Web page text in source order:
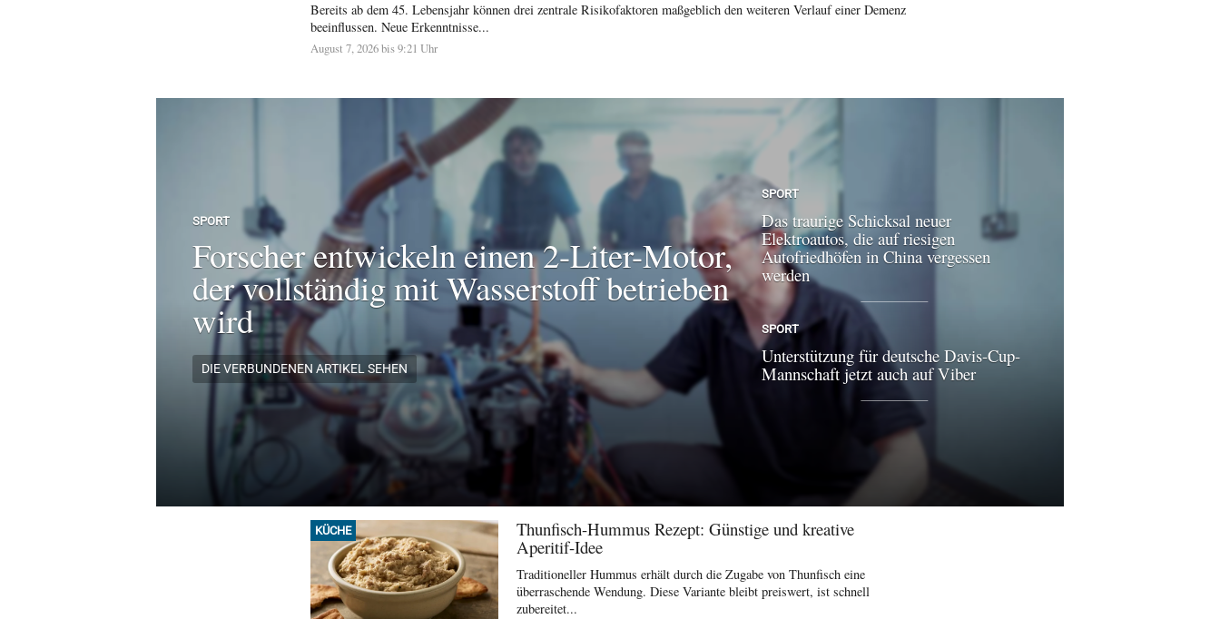
Bereits ab dem 45. Lebensjahr können drei zentrale Risikofaktoren maßgeblich den weiteren Verlauf einer Demenz
beeinflussen. Neue Erkenntnisse...
August 7, 2026 bis 9:21 Uhr
SPORT
Forscher entwickeln einen 2-Liter-Motor,
der vollständig mit Wasserstoff betrieben
wird
DIE VERBUNDENEN ARTIKEL SEHEN
SPORT
Das traurige Schicksal neuer
Elektroautos, die auf riesigen
Autofriedhöfen in China vergessen
werden
SPORT
Unterstützung für deutsche Davis-Cup-
Mannschaft jetzt auch auf Viber
KÜCHE
Thunfisch-Hummus Rezept: Günstige und kreative
Aperitif-Idee
Traditioneller Hummus erhält durch die Zugabe von Thunfisch eine
überraschende Wendung. Diese Variante bleibt preiswert, ist schnell
zubereitet...